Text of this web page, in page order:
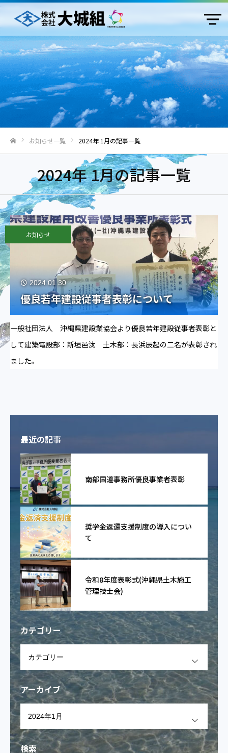
お知らせ一覧 2024年 1月の記事一覧
2024年 1月の記事一覧
お知らせ
2024.01.30
優良若年建設従事者表彰について
一般社団法人 沖縄県建設業協会より優良若年建設従事者表彰と
して建築電設部：新垣邑汰 土木部：長浜辰起の二名が表彰され
ました。
最近の記事
南部国道事務所優良事業者表彰
奨学金返還支援制度の導入につい
て
令和8年度表彰式(沖縄県土木施工
管理技士会)
カテゴリー
アーカイブ
検索